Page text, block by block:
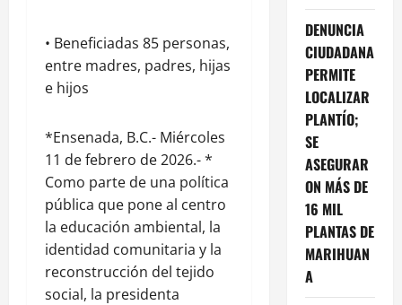
•⁠ ⁠Beneficiadas 85 personas,
entre madres, padres, hijas
e hijos
*Ensenada, B.C.- Miércoles
11 de febrero de 2026.- *
Como parte de una política
pública que pone al centro
la educación ambiental, la
identidad comunitaria y la
reconstrucción del tejido
social, la presidenta
DENUNCIA
CIUDADANA
PERMITE
LOCALIZAR
PLANTÍO;
SE
ASEGURAR
ON MÁS DE
16 MIL
PLANTAS DE
MARIHUAN
A